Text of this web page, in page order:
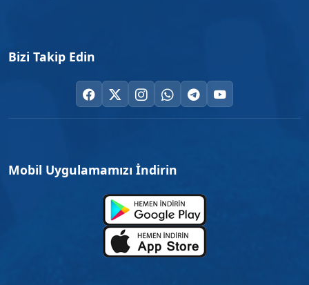
Bizi Takip Edin
Mobil Uygulamamızı İndirin